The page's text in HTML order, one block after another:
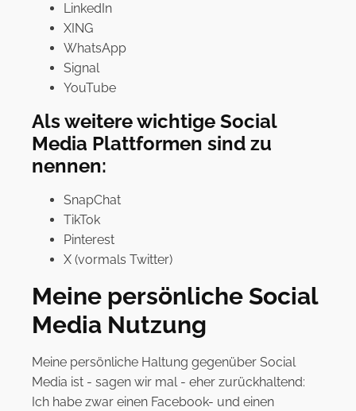
LinkedIn
XING
WhatsApp
Signal
YouTube
Als weitere wichtige Social
Media Plattformen sind zu
nennen:
SnapChat
TikTok
Pinterest
X (vormals Twitter)
Meine persönliche Social
Media Nutzung
Meine persönliche Haltung gegenüber Social
Media ist - sagen wir mal - eher zurückhaltend:
Ich habe zwar einen Facebook- und einen